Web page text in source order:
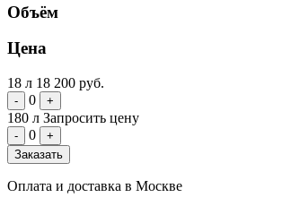
Объём
Цена
18 л 18 200 руб.
- 0 +
180 л Запросить цену
- 0
+
Заказать
Оплата и доставка в Москве